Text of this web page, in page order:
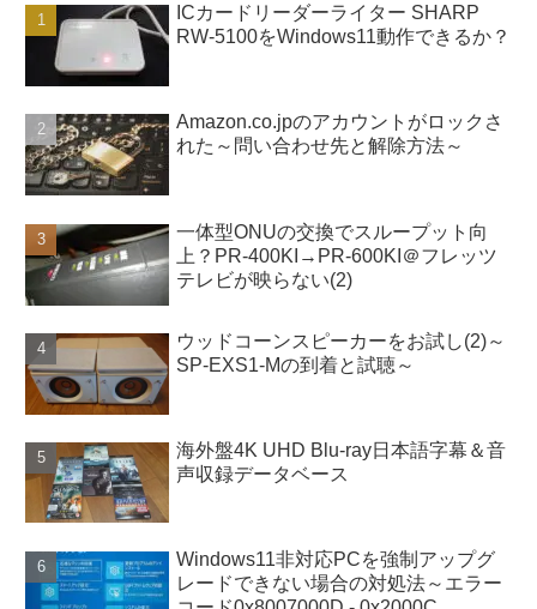
ICカードリーダーライター SHARP
RW-5100をWindows11動作できるか？
Amazon.co.jpのアカウントがロックさ
れた～問い合わせ先と解除方法～
一体型ONUの交換でスループット向
上？PR-400KI→PR-600KI＠フレッツ
テレビが映らない(2)
ウッドコーンスピーカーをお試し(2)～
SP-EXS1-Mの到着と試聴～
海外盤4K UHD Blu-ray日本語字幕＆音
声収録データベース
Windows11非対応PCを強制アップグ
レードできない場合の対処法～エラー